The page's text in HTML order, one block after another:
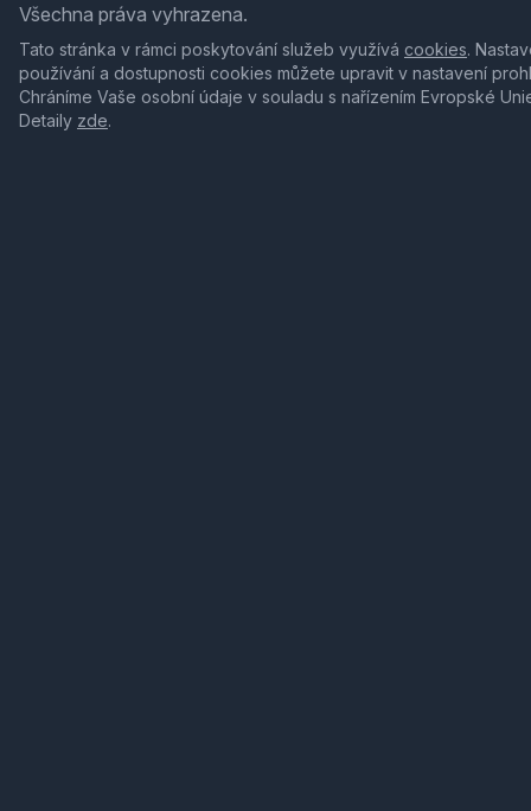
Všechna práva vyhrazena.
Tato stránka v rámci poskytování služeb využívá cookies.
používání a dostupnosti cookies můžete upravit v nastavení
Chráníme Vaše osobní údaje v souladu s nařízením Evropské
Detaily zde.